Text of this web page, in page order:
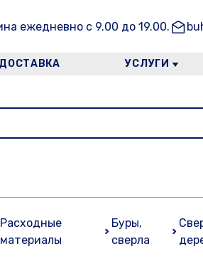
ежедневно с 9.00 до 19.00.
УСЛУГИ
Расходные
материалы
Буры,
сверла